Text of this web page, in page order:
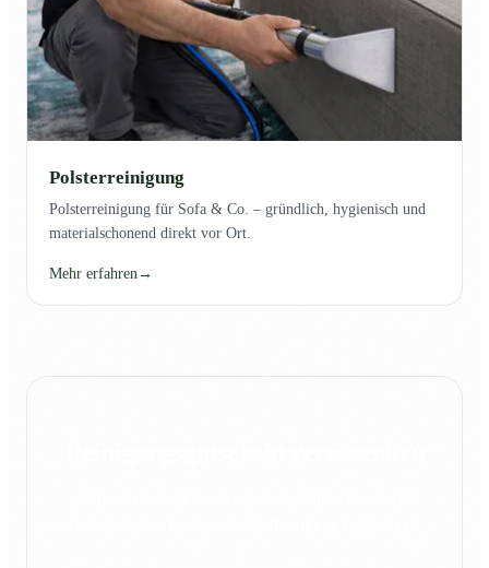
Polsterreinigung
Polsterreinigung für Sofa & Co. – gründlich, hygienisch und
materialschonend direkt vor Ort.
Mehr erfahren→